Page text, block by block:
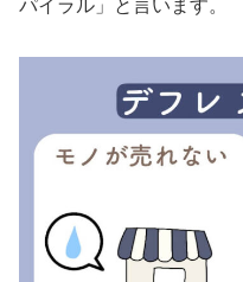
パイラル」と言います。